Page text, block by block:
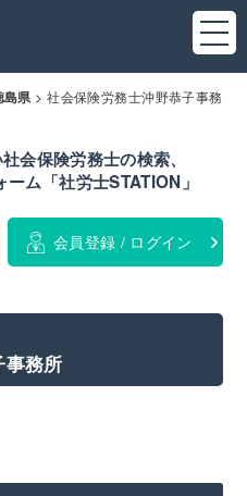
島県 >社会保険労務士沖野恭子事務
会保険労務士の検索、
ム「社労士STATION」
会員登録 / ログイン
事務所